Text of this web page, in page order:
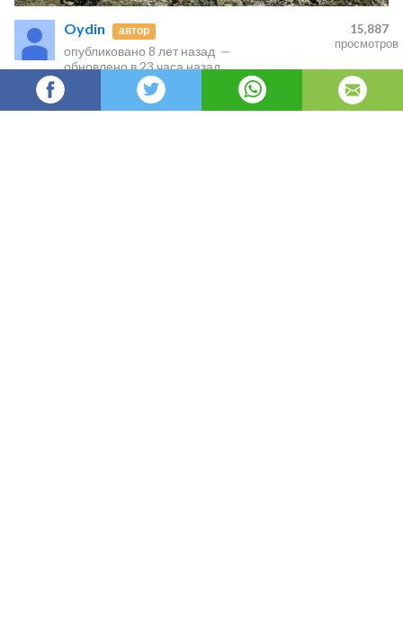
Oydin автор
опубликовано 8 лет назад —
обновлено в23 часа назад
15,887
просмотров
Bahor – sershovqin shahardan tabiyatning
qo’yniga chiqish uchun achoyib fasl. Ammo,